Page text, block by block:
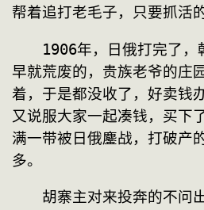
帮着追打老毛子，只要抓活
1906年，日俄打完了，
早就荒废的，贵族老爷的庄
着，于是都没收了，好卖钱
又说服大家一起凑钱，买下
满一带被日俄鏖战，打破产
多。
胡寨主对来投奔的不问出